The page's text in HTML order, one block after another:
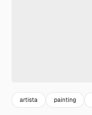
artista painting